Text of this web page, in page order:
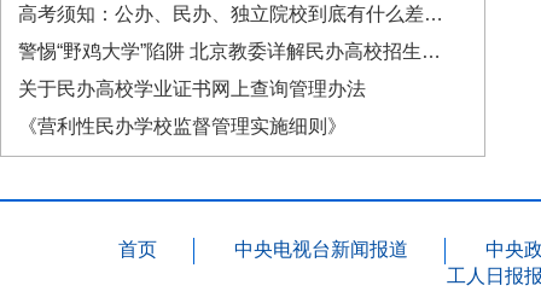
高考须知：公办、民办、独立院校到底有什么差别？
警惕“野鸡大学”陷阱 北京教委详解民办高校招生政策
关于民办高校学业证书网上查询管理办法
《营利性民办学校监督管理实施细则》
首页 中央电视台新闻报道
中央
工人日报